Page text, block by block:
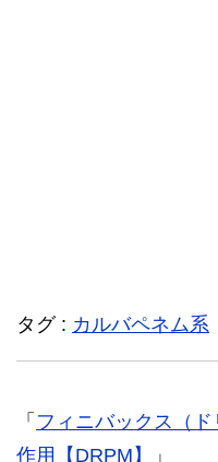
タグ : カルバペネム系
「 フィニバックス（
作用【DRPM】
」